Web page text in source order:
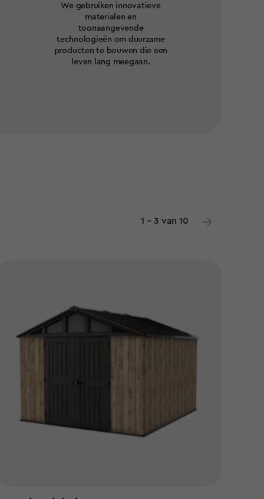
We gebruiken innovatieve
materialen en
toonaangevende
technologieën om duurzame
producten te bouwen die een
leven lang meegaan.
1 - 3 van 10